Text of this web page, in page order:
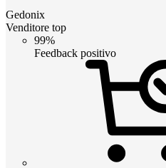
Gedonix
Venditore top
99%
Feedback positivo